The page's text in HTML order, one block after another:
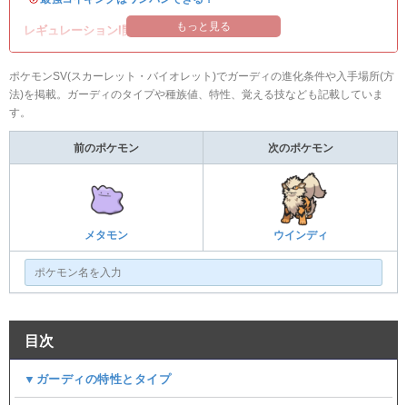
レギュレーションI開催中！ もっと見る
ポケモンSV(スカーレット・バイオレット)でガーディの進化条件や入手場所(方
法)を掲載。ガーディのタイプや種族値、特性、覚える技なども記載していま
す。
前のポケモン 次のポケモン
メタモン ウインディ
目次
▼ガーディの特性とタイプ